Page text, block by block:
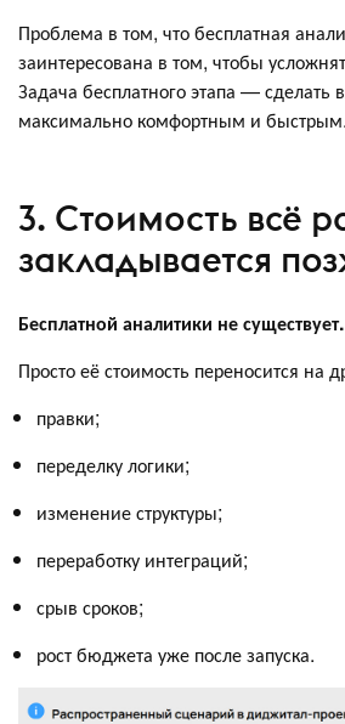
Проблема в том, что бесплатная
заинтересована в том, чтобы
Задача бесплатного этапа — сделать
максимально комфортным и быстрым.
3. Стоимость всё
закладывается
Бесплатной аналитики не существует.
Просто её стоимость переносится на
правки;
переделку логики;
изменение структуры;
переработку интеграций;
срыв сроков;
рост бюджета уже после запуска.